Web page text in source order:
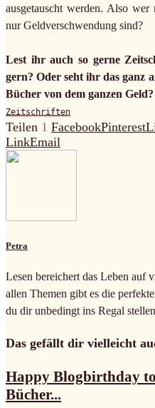
ausgetauscht werden. Also wer
nur Geldverschwendung sind?
Lest ihr auch so gerne
gern? Oder seht ihr das ganz
Bücher von dem ganzen Geld?
Zeitschriften
Teilen 1 FacebookPinterest
LinkEmail
Petra
Lesen bereichert das Leben auf
allen Themen gibt es die
du dir unbedingt ins Regal
Das gefällt dir vielleicht
Happy Blogbirthday
Bücher...